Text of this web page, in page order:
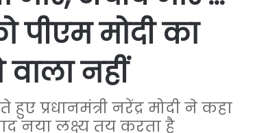
पीएम मोदी का
नहीं
प्रधानमंत्री नरेंद्र मोदी ने कहा
नया लक्ष्य तय करता है